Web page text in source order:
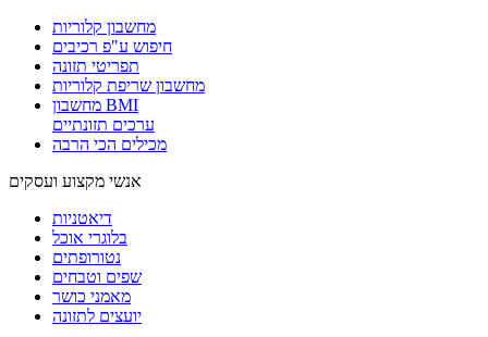
מחשבון קלוריות
חיפוש ע"פ רכיבים
תפריטי תזונה
מחשבון שריפת קלוריות
מחשבון BMI
ערכים תזונתיים
מכילים הכי הרבה
אנשי מקצוע ועסקים
דיאטניות
בלוגרי אוכל
נטורופתים
שפים וטבחים
מאמני כושר
יועצים לתזונה